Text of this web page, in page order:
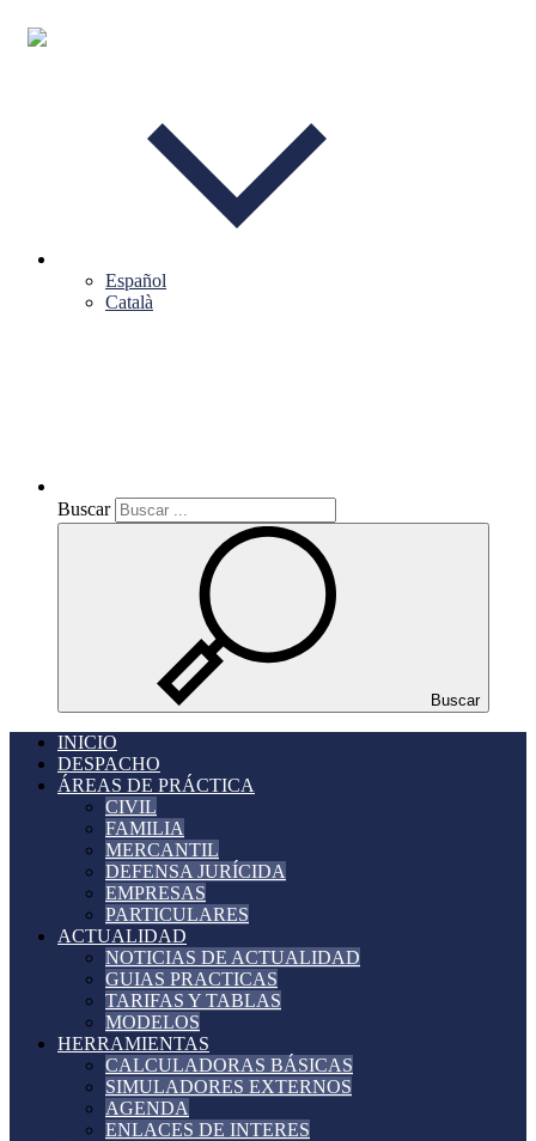
Español
Català
Buscar
Buscar
INICIO
DESPACHO
ÁREAS DE PRÁCTICA
CIVIL
FAMILIA
MERCANTIL
DEFENSA JURÍCIDA
EMPRESAS
PARTICULARES
ACTUALIDAD
NOTICIAS DE ACTUALIDAD
GUIAS PRACTICAS
TARIFAS Y TABLAS
MODELOS
HERRAMIENTAS
CALCULADORAS BÁSICAS
SIMULADORES EXTERNOS
AGENDA
ENLACES DE INTERES